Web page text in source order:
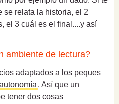
se relata la historia, el 2
el 3 cuál es el final....y así
ambiente de lectura?
adaptados a los peques
. Así que un
tener dos cosas